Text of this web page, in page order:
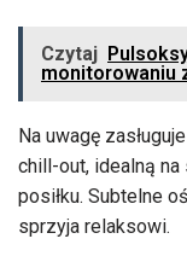
Czytaj
monitorowaniu
Na uwagę
chill-out, idealną
posiłku. Subtelne
sprzyja relaksowi.